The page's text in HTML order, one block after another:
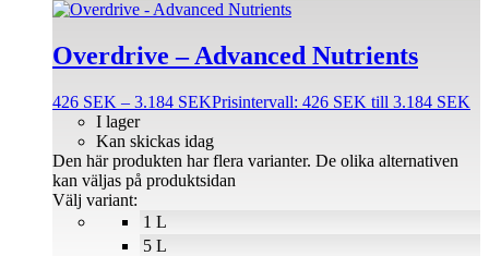
Overdrive – Advanced Nutrients
426 SEK – 3.184 SEKPrisintervall: 426 SEK till 3.184 SEK
1 L
5 L
I lager
Kan skickas idag
Välj variant:
Den här produkten har flera varianter. De olika alternativen
kan väljas på produktsidan